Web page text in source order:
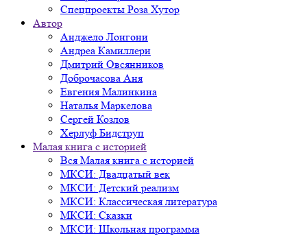
Спецпроекты Роза Хутор
Автор
Анджело Лонгони
Андреа Камиллери
Дмитрий Овсянников
Доброчасова Аня
Евгения Малинкина
Наталья Маркелова
Сергей Козлов
Херлуф Бидструп
Малая книга с историей
Вся Малая книга с историей
МКСИ: Двадцатый век
МКСИ: Детский реализм
МКСИ: Классическая литература
МКСИ: Сказки
МКСИ: Школьная программа